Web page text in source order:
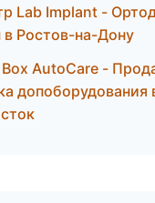
Lab Implant -
в Ростов-на-Дону
Box AutoCare -
допоборудования